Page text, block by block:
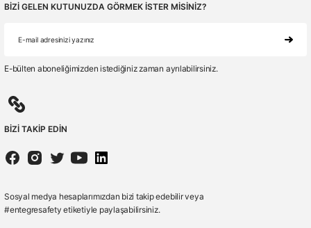
BİZİ GELEN KUTUNUZDA GÖRMEK İSTER MİSİNİZ?
E-bülten aboneliğimizden istediğiniz zaman ayrılabilirsiniz.
BİZİ TAKİP EDİN
Sosyal medya hesaplarımızdan bizi takip edebilir veya
#entegresafety etiketiyle paylaşabilirsiniz.